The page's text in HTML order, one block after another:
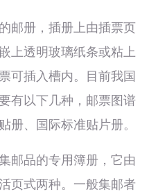
册，插册上由插票页
上透明玻璃纸条或粘上
可插入槽内。目前我国
有以下几种，邮票图谱
册、国际标准贴片册。
品的专用簿册，它由
页式两种。一般集邮者